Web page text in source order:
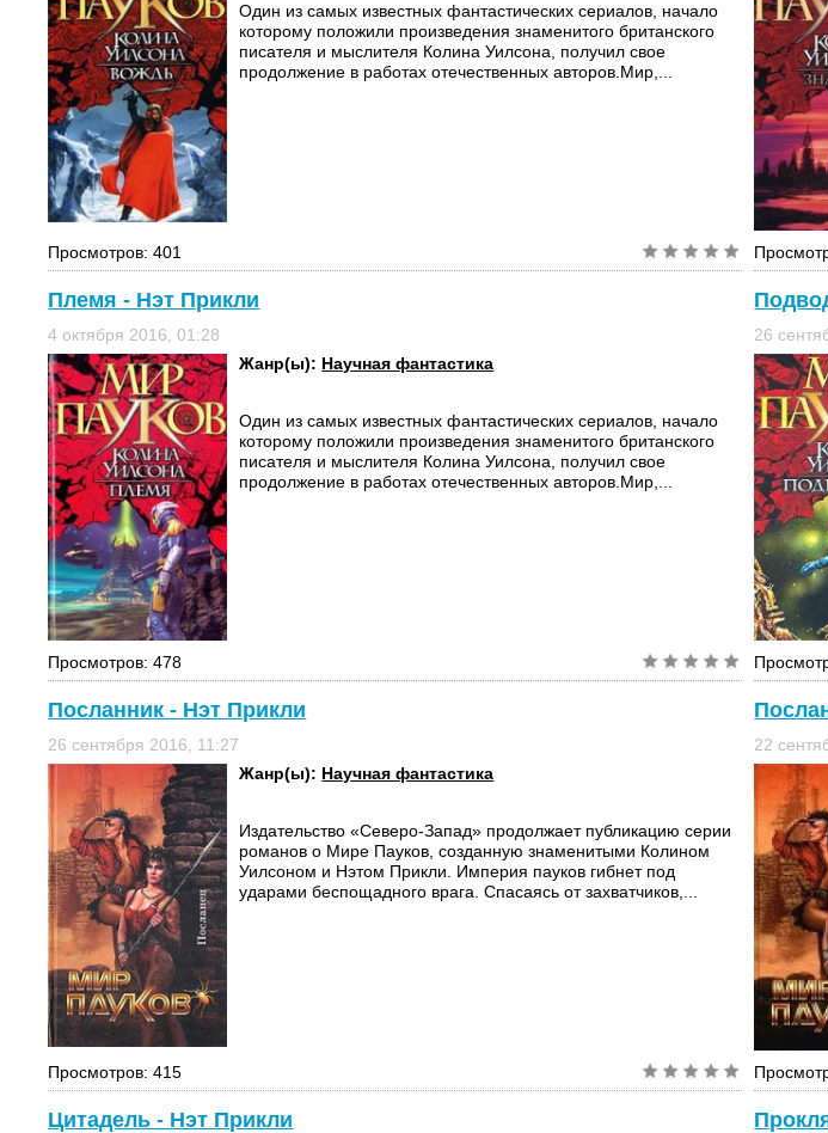
Один из самых известных фантастических сериалов, начало
которому положили произведения знаменитого британского
писателя и мыслителя Колина Уилсона, получил свое
продолжение в работах отечественных авторов.Мир,...
Просмотров: 401
Племя - Нэт Прикли
4 октября 2016, 01:28
Жанр(ы): Научная фантастика
Один из самых известных фантастических сериалов, начало
которому положили произведения знаменитого британского
писателя и мыслителя Колина Уилсона, получил свое
продолжение в работах отечественных авторов.Мир,...
Просмотров: 478
26
Посланник - Нэт Прикли
26 сентября 2016, 11:27
Жанр(ы): Научная фантастика
Издательство «Северо-Запад» продолжает публикацию серии
романов о Мире Пауков, созданную знаменитыми Колином
Уилсоном и Нэтом Прикли. Империя пауков гибнет под
ударами беспощадного врага. Спасаясь от захватчиков,...
Просмотров: 415
22
Цитадель - Нэт Прикли